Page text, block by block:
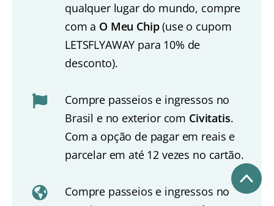
qualquer lugar do mundo, compre
com a O Meu Chip(use o cupom
LETSFLYAWAY para 10% de
desconto).
Compre passeios e ingressos no
Brasil e no exterior com Civitatis.
Com a opção de pagar em reais e
parcelar em até 12 vezes no cartão.
Compre passeios e ingressos no